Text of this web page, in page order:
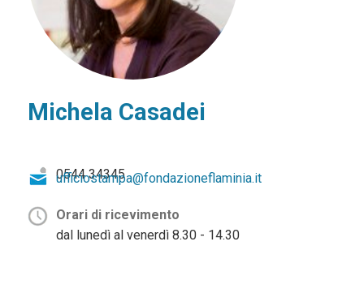
Michela Casadei
0544 34345
ufficiostampa@fondazioneflaminia.it
Orari di ricevimento
dal lunedì al venerdì 8.30 - 14.30